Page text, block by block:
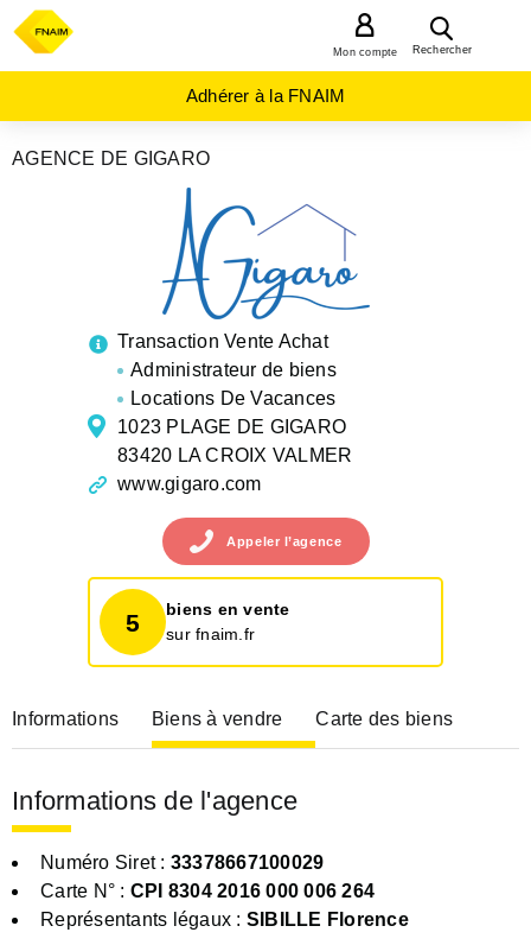
Rechercher
Mon compte
Adhérer à la FNAIM
AGENCE DE GIGARO
Transaction Vente Achat
Administrateur de biens
Locations De Vacances
1023 PLAGE DE GIGARO
83420 LA CROIX VALMER
www.gigaro.com
Appeler l’agence
5
biens en vente
sur fnaim.fr
Informations Biens à vendre Carte des biens
Informations de l'agence
Numéro Siret : 33378667100029
Carte N° : CPI 8304 2016 000 006 264
Représentants légaux : SIBILLE Florence